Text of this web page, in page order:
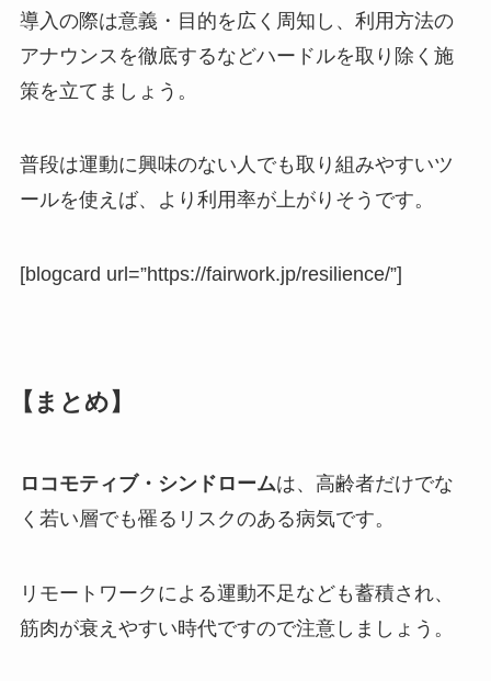
導入の際は意義・目的を広く周知し、利用方法の
アナウンスを徹底するなどハードルを取り除く施
策を立てましょう。
普段は運動に興味のない人でも取り組みやすいツ
ールを使えば、より利用率が上がりそうです。
[blogcard url=”https://fairwork.jp/resilience/”]
【まとめ】
ロコモティブ・シンドロームは、高齢者だけでな
く若い層でも罹るリスクのある病気です。
リモートワークによる運動不足なども蓄積され、
筋肉が衰えやすい時代ですので注意しましょう。